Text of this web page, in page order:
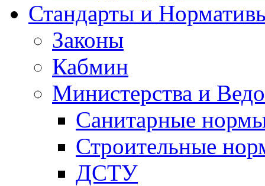
Стандарты и
Законы
Кабмин
Министерства и
Санитарные
Строительные
ДСТУ